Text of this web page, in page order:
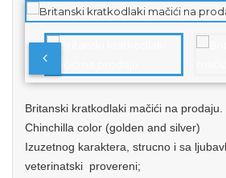
Britanski kratkodlaki mačići na prodaju.
Chinchilla color (golden and silver)
Izuzetnog karaktera, strucno i sa
veterinatski provereni;